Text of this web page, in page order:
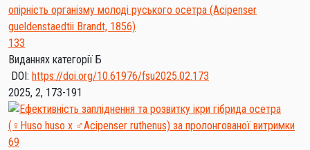
133
Виданнях категорії Б
DOI: https://doi.org/10.61976/fsu2025.02.173
2025, 2, 173-191
69